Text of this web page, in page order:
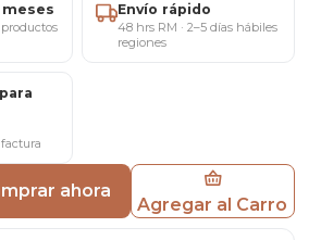
eames :
de Melamina
meses Envío rápido
48 hrs RM · 2–5 días hábiles
regiones
Agregar al Carro
ahora